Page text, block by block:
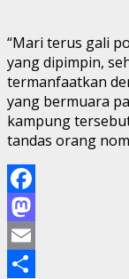
“Mari terus gali
yang dipimpin,
termanfaatkan
yang bermuara
kampung
tandas orang
Facebook
Mastodon
Email